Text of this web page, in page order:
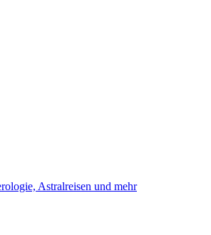
Astralreisen und mehr